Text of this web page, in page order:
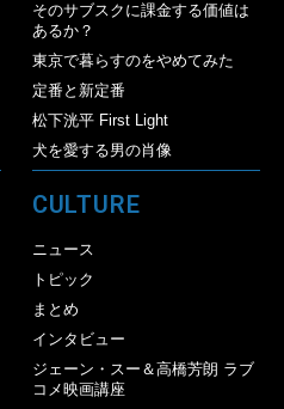
そのサブスクに課金する価値は
あるか？
東京で暮らすのをやめてみた
定番と新定番
松下洸平 First Light
犬を愛する男の肖像
CULTURE
ニュース
トピック
まとめ
インタビュー
ジェーン・スー＆高橋芳朗 ラブ
コメ映画講座